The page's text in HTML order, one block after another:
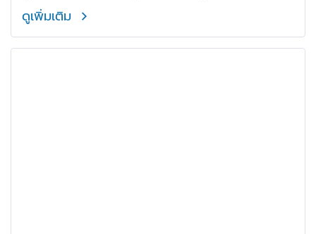
รัฐมนตรีว่าการกระทรวงพาณิชย์
ดูเพิ่มเติม